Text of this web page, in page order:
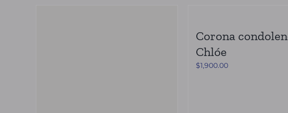
Corona
Chlóe
$1,900.00